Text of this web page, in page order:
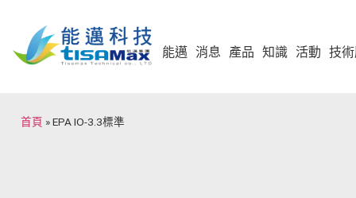
能邁 消息 產品 知識 活動 技
首頁 »EPA IO-3.3標準